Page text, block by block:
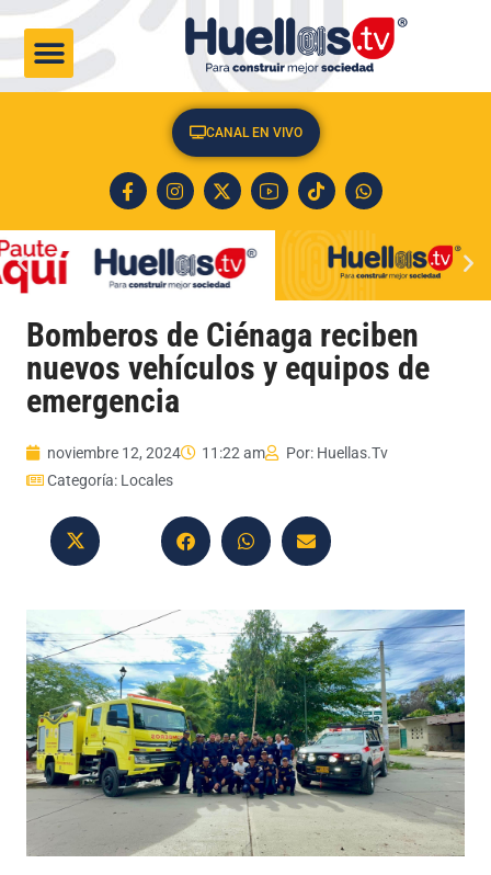
CANAL EN VIVO
Bomberos de Ciénaga reciben
nuevos vehículos y equipos de
emergencia
noviembre 12, 2024 11:22 am Por: Huellas.Tv
Categoría: Locales